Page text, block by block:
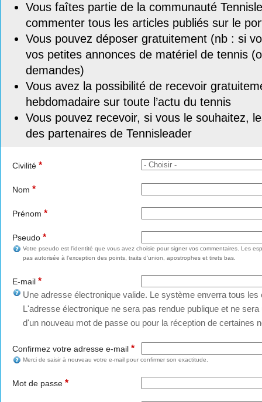
Vous faîtes partie de la communauté
commenter tous les articles publiés sur le
Vous pouvez déposer gratuitement (nb : si
vos petites annonces de matériel de tennis
demandes)
Vous avez la possibilité de recevoir
hebdomadaire sur toute l’actu du tennis
Vous pouvez recevoir, si vous le souhaitez,
des partenaires de Tennisleader
Civilité *
Nom *
Prénom *
Pseudo *
Votre pseudo est l'identité que vous avez choisie pour signer vos commentaires. Les
pas autorisée à l'exception des points, traits d'union, apostrophes et tirets bas.
E-mail *
Une adresse électronique valide. Le système enverra tous
L'adresse électronique ne sera pas rendue publique et ne
d'un nouveau mot de passe ou pour la réception de certaines
Confirmez votre adresse e-mail *
Merci de saisir à nouveau votre e-mail pour confirmer son exactitude.
Mot de passe *